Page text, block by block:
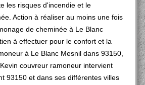
les risques d'incendie et le
Action à réaliser au moins une fois
de cheminée à Le Blanc
à effectuer pour le confort et la
à Le Blanc Mesnil dans 93150,
couvreur ramoneur intervient
93150 et dans ses différentes villes